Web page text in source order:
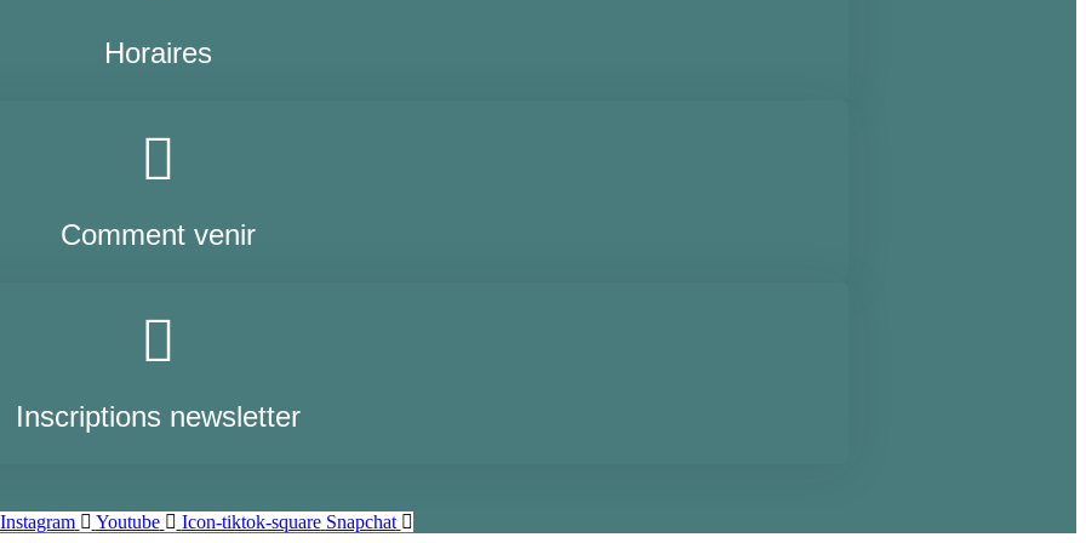
Horaires
Comment venir
Inscriptions newsletter
Instagram Youtube Icon-tiktok-square Snapchat